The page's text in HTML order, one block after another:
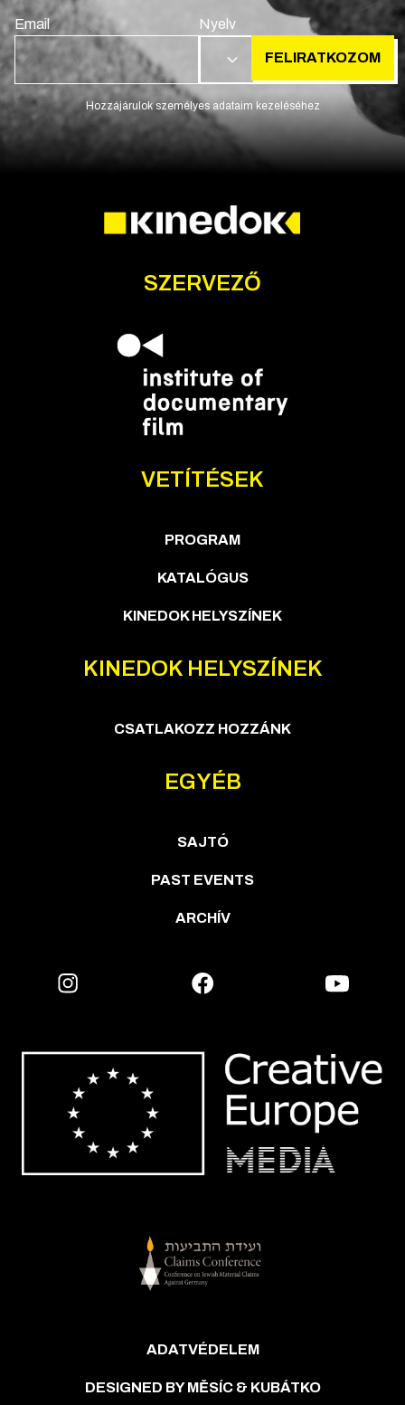
Email Nyelv
HU FELIRATKOZOM
Hozzájárulok személyes adataim kezeléséhez
SZERVEZŐ
VETÍTÉSEK
PROGRAM
KATALÓGUS
KINEDOK HELYSZÍNEK
KINEDOK HELYSZÍNEK
CSATLAKOZZ HOZZÁNK
EGYÉB
SAJTÓ
PAST EVENTS
ARCHÍV
ADATVÉDELEM
DESIGNED BY MĚSÍC & KUBÁTKO